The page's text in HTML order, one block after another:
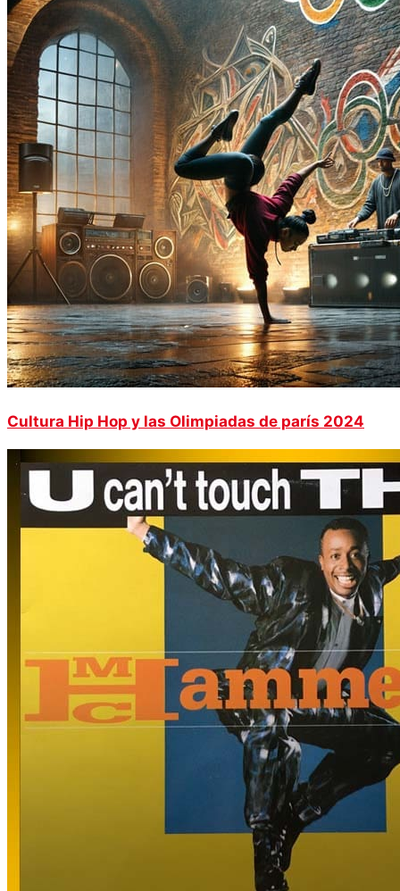
Cultura Hip Hop y las Olimpiadas de parís 2024